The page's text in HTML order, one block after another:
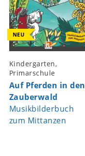
NEU
Kindergarten,
Primarschule
Auf Pferden in den
Zauberwald
Musikbilderbuch
zum Mittanzen